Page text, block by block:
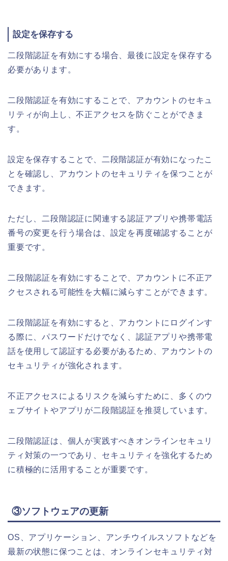
設定を保存する
二段階認証を有効にする場合、最後に設定を保存する
必要があります。
二段階認証を有効にすることで、アカウントのセキュ
リティが向上し、不正アクセスを防ぐことができま
す。
設定を保存することで、二段階認証が有効になったこ
とを確認し、アカウントのセキュリティを保つことが
できます。
ただし、二段階認証に関連する認証アプリや携帯電話
番号の変更を行う場合は、設定を再度確認することが
重要です。
二段階認証を有効にすることで、アカウントに不正ア
クセスされる可能性を大幅に減らすことができます。
二段階認証を有効にすると、アカウントにログインす
る際に、パスワードだけでなく、認証アプリや携帯電
話を使用して認証する必要があるため、アカウントの
セキュリティが強化されます。
不正アクセスによるリスクを減らすために、多くのウ
ェブサイトやアプリが二段階認証を推奨しています。
二段階認証は、個人が実践すべきオンラインセキュリ
ティ対策の一つであり、セキュリティを強化するため
に積極的に活用することが重要です。
③ソフトウェアの更新
OS、アプリケーション、アンチウイルスソフトなどを
最新の状態に保つことは、オンラインセキュリティ対